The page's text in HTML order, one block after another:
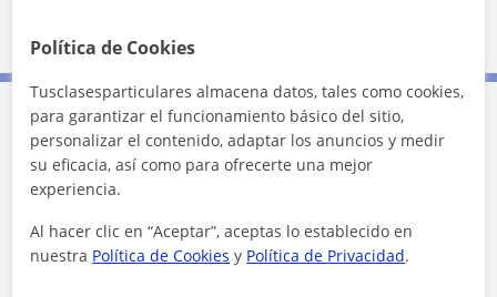
Contacta con Lorena
Tarifa
1ª clase gratis
Política de Cookies
Tusclasesparticulares almacena datos, tales como cookies,
para garantizar el funcionamiento básico del sitio,
personalizar el contenido, adaptar los anuncios y medir
su eficacia, así como para ofrecerte una mejor
experiencia.
Al hacer clic en “Aceptar”, aceptas lo establecido en
nuestra Política de Cookies y Política de Privacidad.